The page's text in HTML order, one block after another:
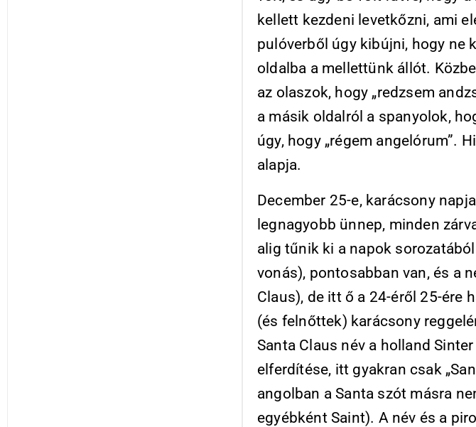
kellett kezdeni levetkőzni, ami
pulóverből úgy kibújni, hogy ne
oldalba a mellettünk állót.
az olaszok, hogy „redzsem
a másik oldalról a spanyolok,
úgy, hogy „régem angelórum”.
alapja.
December 25-e, karácsony
legnagyobb ünnep, minden
alig tűnik ki a napok
vonás), pontosabban van, és a
Claus), de itt ő a 24-éről 25-ére
(és felnőttek) karácsony
Santa Claus név a holland
elferdítése, itt gyakran csak
angolban a Santa szót másra
egyébként Saint). A név és a